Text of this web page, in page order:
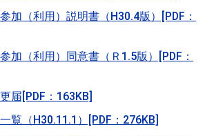
加（利用）説明書（H30.4版）[PDF：
加（利用）同意書（Ｒ1.5版）[PDF：
届[PDF：163KB]
覧（H30.11.1）[PDF：276KB]